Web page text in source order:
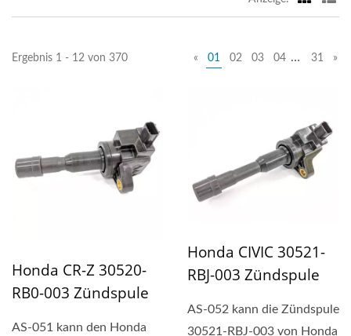
Ergebnis 1 - 12 von 370 « 01 02 03 04 … 31 »
Honda CR-Z 30520-
RB0-003 Zündspule
AS-051 kann den Honda
Honda CIVIC 30521-
RBJ-003 Zündspule
AS-052 kann die Zündspule
30521-RBJ-003 von Honda